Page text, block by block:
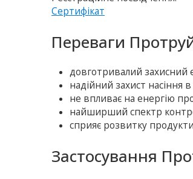
Сертифікат
Переваги
довготривалий захисний
надійний захист насіння
не впливає на енергію
найширший спектр
сприяє розвитку
Застосування